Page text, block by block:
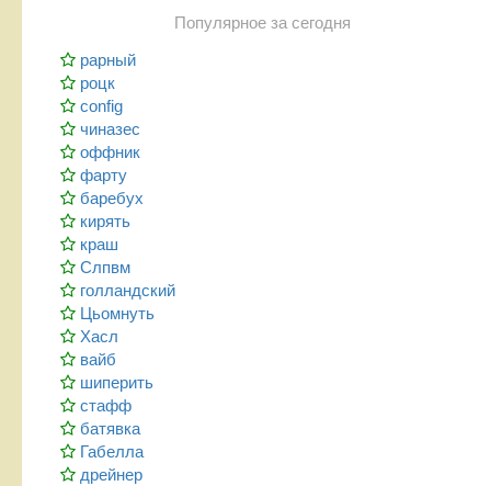
Популярное за сегодня
рарный
роцк
config
чиназес
оффник
фарту
баребух
кирять
краш
Слпвм
голландский
Цьомнуть
Хасл
вайб
шиперить
стафф
батявка
Габелла
дрейнер